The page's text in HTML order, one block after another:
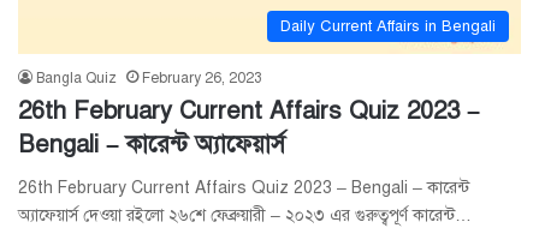
Daily Current Affairs in Bengali
Bangla Quiz February 26, 2023
26th February Current Affairs Quiz 2023 –
Bengali – কারেন্ট অ্যাফেয়ার্স
26th February Current Affairs Quiz 2023 – Bengali – কারেন্ট
অ্যাফেয়ার্স দেওয়া রইলো ২৬শে ফেব্রুয়ারী – ২০২৩ এর গুরুত্বপূর্ণ কারেন্ট…